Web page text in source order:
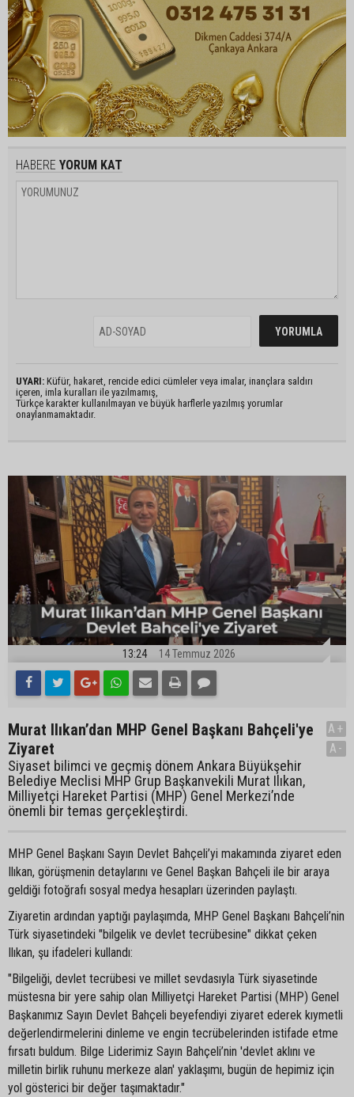
HABERE YORUM KAT
UYARI: Küfür, hakaret, rencide edici cümleler veya imalar, inançlara saldırı
içeren, imla kuralları ile yazılmamış,
Türkçe karakter kullanılmayan ve büyük harflerle yazılmış yorumlar
onaylanmamaktadır.
13:24 14 Temmuz 2026
Murat Ilıkan’dan MHP Genel Başkanı Bahçeli'ye
Ziyaret
Siyaset bilimci ve geçmiş dönem Ankara Büyükşehir
Belediye Meclisi MHP Grup Başkanvekili Murat Ilıkan,
Milliyetçi Hareket Partisi (MHP) Genel Merkezi’nde
önemli bir temas gerçekleştirdi.
A+
A-
MHP Genel Başkanı Sayın Devlet Bahçeli’yi makamında ziyaret eden
Ilıkan, görüşmenin detaylarını ve Genel Başkan Bahçeli ile bir araya
geldiği fotoğrafı sosyal medya hesapları üzerinden paylaştı.
Ziyaretin ardından yaptığı paylaşımda, MHP Genel Başkanı Bahçeli’nin
Türk siyasetindeki "bilgelik ve devlet tecrübesine" dikkat çeken
Ilıkan, şu ifadeleri kullandı:
"Bilgeliği, devlet tecrübesi ve millet sevdasıyla Türk siyasetinde
müstesna bir yere sahip olan Milliyetçi Hareket Partisi (MHP) Genel
Başkanımız Sayın Devlet Bahçeli beyefendiyi ziyaret ederek kıymetli
değerlendirmelerini dinleme ve engin tecrübelerinden istifade etme
fırsatı buldum. Bilge Liderimiz Sayın Bahçeli’nin 'devlet aklını ve
milletin birlik ruhunu merkeze alan' yaklaşımı, bugün de hepimiz için
yol gösterici bir değer taşımaktadır."